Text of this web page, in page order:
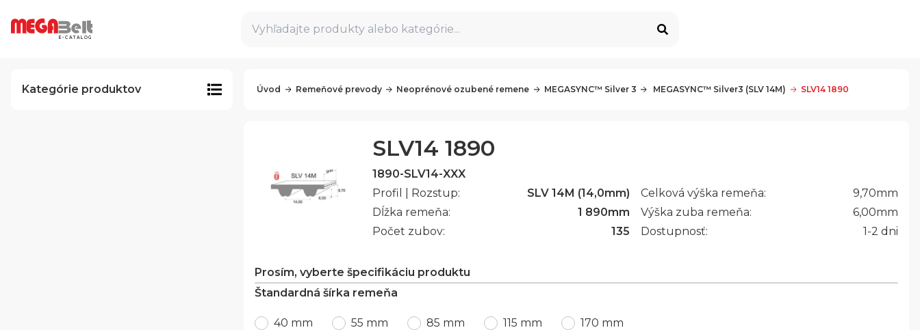
E-CATALOG
Vyhľadajte produkty alebo kategórie...
Kategórie produktov Úvod Remeňové prevody Neoprénové ozubené remene MEGASYNC™ Silver 3 MEGASYNC™ Silver3 (SLV 14M) SLV14 1890
SLV14 1890
1890-SLV14-XXX
Profil | Rozstup:
SLV 14M (14,0mm)
Dĺžka remeňa:
1 890mm
Počet zubov:
135
Celková výška remeňa: 9,70mm
Výška zuba remeňa:
6,00mm
Dostupnosť:
1-2 dni
Prosím, vyberte špecifikáciu produktu
Štandardná šírka remeňa
40 mm 55 mm 85 mm 115 mm 170 mm